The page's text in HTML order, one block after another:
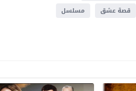
قصة عشق
مسلسل